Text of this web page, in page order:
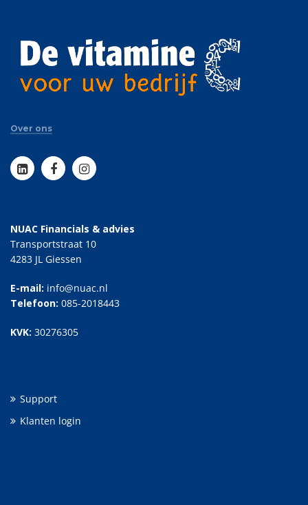
Over ons
NUAC Financials & advies
Transportstraat 10
4283 JL Giessen
E-mail: info@nuac.nl
Telefoon: 085-2018443
KVK: 30276305
Support
Klanten login